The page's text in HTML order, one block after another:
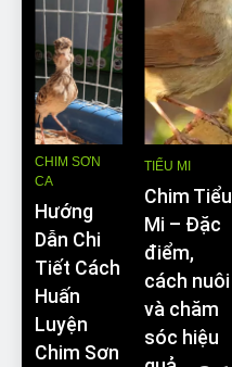
CHIM SƠN
CA
Hướng
Dẫn Chi
Tiết Cách
Huấn
Luyện
Chim Sơn
TIỂU MI
Chim Tiểu
Mi – Đặc
điểm,
cách nuôi
và chăm
sóc hiệu